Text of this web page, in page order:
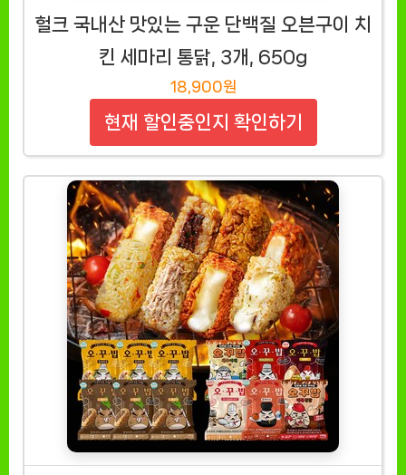
헐크 국내산 맛있는 구운 단백질 오븐구이 치
킨 세마리 통닭, 3개, 650g
18,900원
현재 할인중인지 확인하기